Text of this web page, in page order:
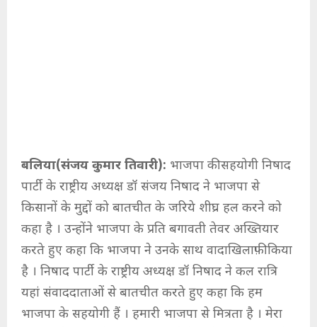
बलिया(संजय कुमार तिवारी): भाजपा की सहयोगी निषाद
पार्टी के राष्ट्रीय अध्यक्ष डॉ संजय निषाद ने भाजपा से
किसानों के मुद्दों को बातचीत के जरिये शीघ्र हल करने को
कहा है । उन्होंने भाजपा के प्रति बगावती तेवर अख्तियार
करते हुए कहा कि भाजपा ने उनके साथ वादाखिलाफ़ी किया
है । निषाद पार्टी के राष्ट्रीय अध्यक्ष डॉ निषाद ने कल रात्रि
यहां संवाददाताओं से बातचीत करते हुए कहा कि हम
भाजपा के सहयोगी हैं । हमारी भाजपा से मित्रता है । मेरा